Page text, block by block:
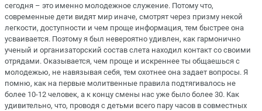
сегодня – это именно молодежное служение. Потому что,
современные дети видят мир иначе, смотрят через призму некой
легкости, доступности и чем проще информация, тем быстрее она
усваивается. Поэтому я был невероятно удивлен, как гармонично
ученый и организаторский состав слета находил контакт со своими
отрядами. Оказывается, чем проще и искреннее ты общаешься с
молодежью, не навязывая себя, тем охотнее она задает вопросы. Я
помню, как на первые молитвенные правила подтягивалось не
более 10-12 человек, а к концу смены нас уже было более 30. Как
удивительно, что, проводя с детьми всего пару часов в совместных